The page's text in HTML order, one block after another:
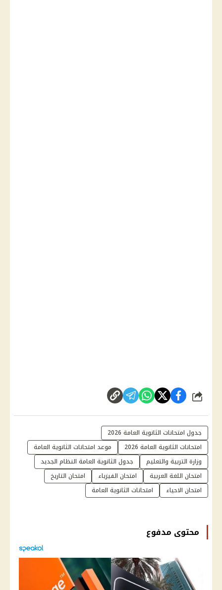
شارك
جدول امتحانات الثانوية العامة 2026
امتحانات الثانوية العامة 2026
موعد امتحانات الثانوية العامة
وزارة التربية والتعليم
جدول الثانوية العامة النظام الجديد
امتحان اللغة العربية
امتحان الفيزياء
امتحان التاريخ
امتحان الاحياء
امتحانات الثانوية العامة
محتوى مدفوع